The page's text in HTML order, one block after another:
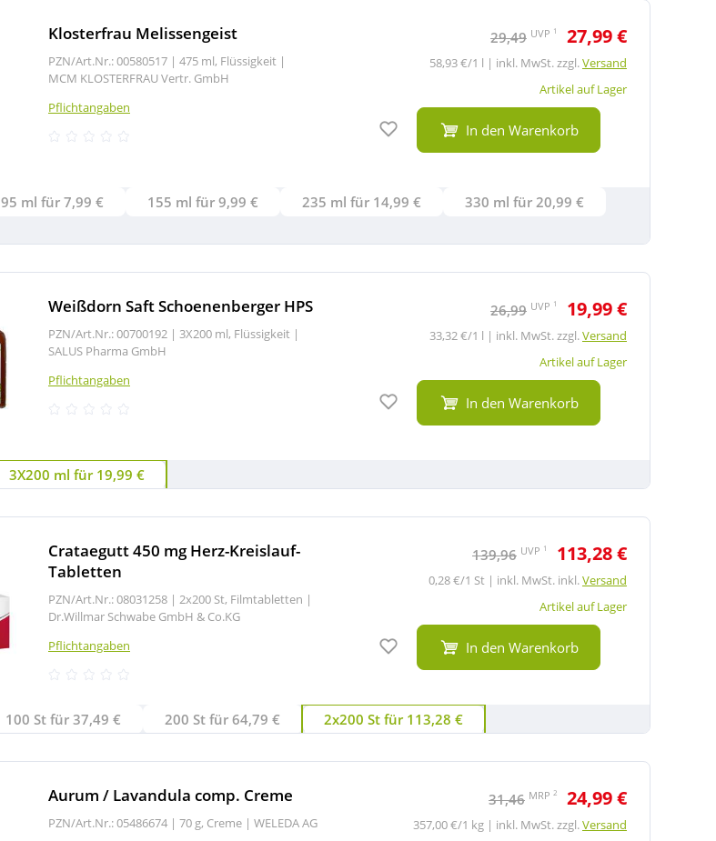
Klosterfrau Melissengeist
PZN/Art.Nr.: 00580517 | 475 ml, Flüssigkeit |
MCM KLOSTERFRAU Vertr. GmbH
Pflichtangaben
29,49 UVP 1 27,99 €
58,93 €/1 l | inkl. MwSt. zzgl.Versand
Artikel auf Lager
Auf den Merkzettel
In den Warenkorb
95 ml für 7,99 € 155 ml für 9,99 € 235 ml für 14,99 €
330 ml für 20,99 €
Weißdorn Saft Schoenenberger HPS
PZN/Art.Nr.: 00700192 | 3X200 ml, Flüssigkeit |
SALUS Pharma GmbH
Pflichtangaben
26,99 UVP 1 19,99 €
33,32 €/1 l | inkl. MwSt. zzgl.Versand
Artikel auf Lager
Auf den Merkzettel
In den Warenkorb
3X200 ml für 19,99 €
Crataegutt 450 mg Herz-Kreislauf-
Tabletten
PZN/Art.Nr.: 08031258 | 2x200 St, Filmtabletten |
Dr.Willmar Schwabe GmbH & Co.KG
Pflichtangaben
139,96 UVP 1 113,28 €
0,28 €/1 St | inkl. MwSt. inkl.Versand
Artikel auf Lager
Auf den Merkzettel
In den Warenkorb
100 St für 37,49 € 200 St für 64,79 € 2x200 St für 113,28 €
Aurum / Lavandula comp. Creme
PZN/Art.Nr.: 05486674 | 70 g, Creme | WELEDA AG
31,46 MRP 2 24,99 €
357,00 €/1 kg | inkl. MwSt. zzgl.Versand